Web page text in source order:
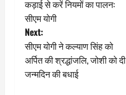
s
t
n
a
कड़ाई से करें नियमों का पालन:
सीएम योगी
Next:
सीएम योगी ने कल्याण सिंह को
अर्पित की श्रद्धांजलि, जोशी को दी
जन्मदिन की बधाई